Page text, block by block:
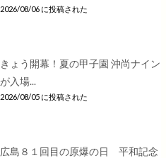
2026/08/06 に投稿された
きょう開幕！夏の甲子園 沖尚ナイン
が入場...
2026/08/05 に投稿された
広島８１回目の原爆の日 平和記念